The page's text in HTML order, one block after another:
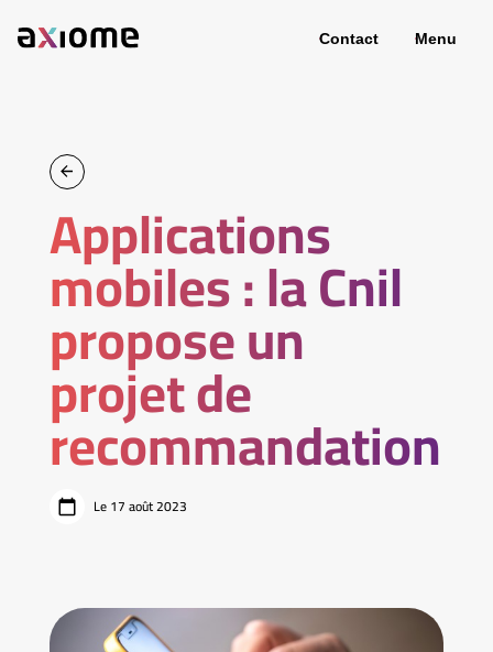
Contact Menu
Applications
mobiles : la Cnil
propose un
projet de
recommandation
Le 17 août 2023